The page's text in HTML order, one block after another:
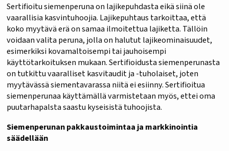
Sertifioitu siemenperuna on lajikepuhdasta eikä siinä ole
vaarallisia kasvintuhoojia. Lajikepuhtaus tarkoittaa, että
koko myytävä erä on samaa ilmoitettua lajiketta. Tällöin
voidaan valita peruna, jolla on halutut lajikeominaisuudet,
esimerkiksi kovamaltoisempi tai jauhoisempi
käyttötarkoituksen mukaan. Sertifioidusta siemenperunasta
on tutkittu vaaralliset kasvitaudit ja -tuholaiset, joten
myytävässä siementavarassa niitä ei esiinny. Sertifioitua
siemenperunaa käyttämällä varmistetaan myös, ettei oma
puutarhapalsta saastu kyseisistä tuhoojista.
Siemenperunan pakkaustoimintaa ja markkinointia
säädellään